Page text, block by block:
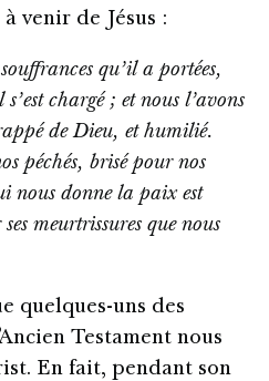
venir de Jésus :
qu’il a portées,
chargé ; et nous l’avons
de Dieu, et humilié.
péchés, brisé pour nos
nous donne la paix est
meurtrissures que nous
quelques-uns des
Testament nous
En fait, pendant son